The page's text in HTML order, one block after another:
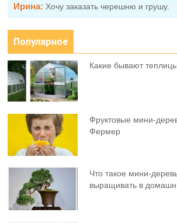
Ирина: Хочу заказать черешню и грушу.
Популярное
Какие бывают
Фруктовыe мини-
Фермер
Что такое мини-
выращивать в